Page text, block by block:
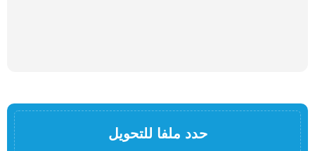
حدد ملفا للتحويل